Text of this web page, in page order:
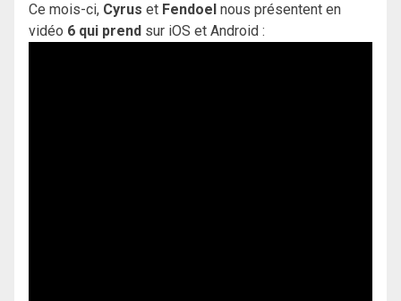
Ce mois-ci, Cyrus et Fendoel nous présentent en
vidéo 6 qui prend sur iOS et Android :